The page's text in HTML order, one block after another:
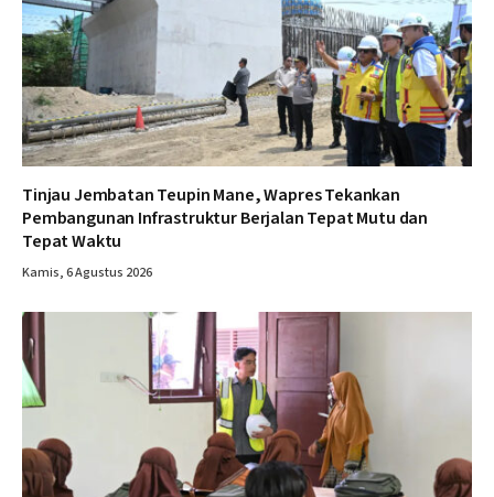
Tinjau Jembatan Teupin Mane, Wapres Tekankan
Pembangunan Infrastruktur Berjalan Tepat Mutu dan
Tepat Waktu
Kamis, 6 Agustus 2026